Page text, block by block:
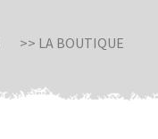
>> LA BOUTIQUE